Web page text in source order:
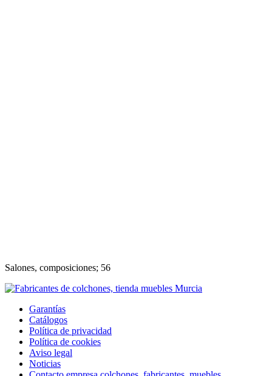
Salones, composiciones; 56
Garantías
Catálogos
Política de privacidad
Política de cookies
Aviso legal
Noticias